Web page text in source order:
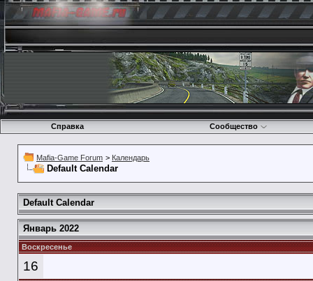
Справка Сообщество
Mafia-Game Forum > Календарь
Default Calendar
Default Calendar
Январь 2022
Воскресенье
16